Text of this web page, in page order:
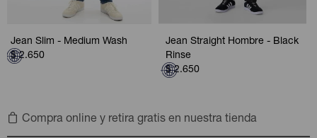
Jean Slim - Medium Wash
$ 2.650
Jean Straight Hombre - Black
Rinse
$ 2.650
Compra online y retira gratis en nuestra tienda